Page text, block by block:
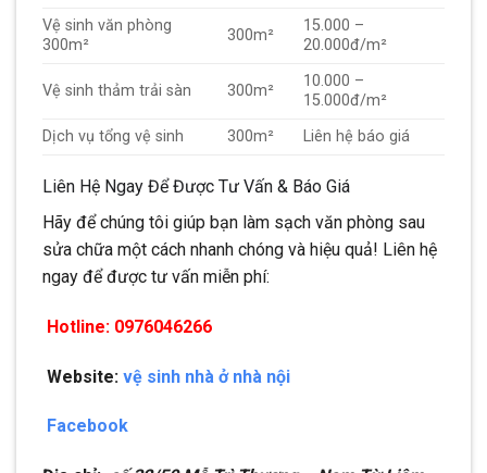
Vệ sinh văn phòng
300m²
300m²
15.000 –
20.000đ/m²
Vệ sinh thảm trải sàn 300m²
10.000 –
15.000đ/m²
Dịch vụ tổng vệ sinh
300m² Liên hệ báo giá
Liên Hệ Ngay Để Được Tư Vấn & Báo Giá
Hãy để chúng tôi giúp bạn làm sạch văn phòng sau
sửa chữa một cách nhanh chóng và hiệu quả! Liên hệ
ngay để được tư vấn miễn phí:
Hotline: 0976046266
Website: vệ sinh nhà ở nhà nội
Facebook